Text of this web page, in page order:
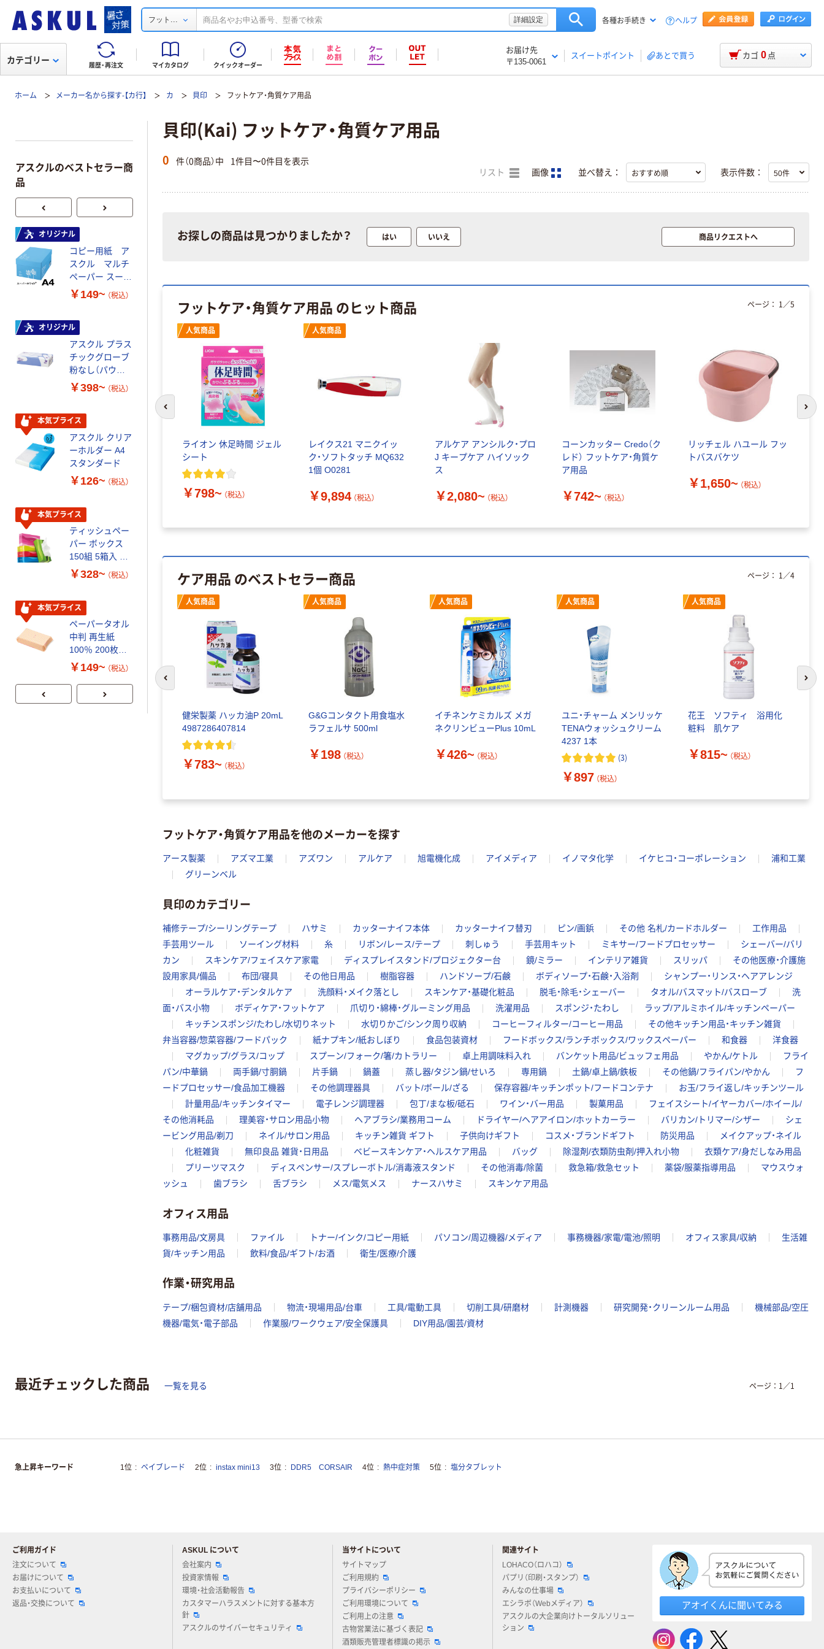
フット ... 詳細設定 各種お手続き ヘルプ
履歴・再注文 マイカタログ クイックオーダー
お届け先
〒135-0061
スイートポイント あとで買う
カテゴリー カゴ 0 点
ホーム メーカー名から探す-【カ行】 カ 貝印 フットケア・角質ケア用品
貝印(Kai) フットケア・角質ケア用品
0 件（0商品）中 1件目〜0件目を表示
リスト 画像 並べ替え： 表示件数：
お探しの商品は見つかりましたか？ はい いいえ 商品リクエストへ
フットケア・角質ケア用品 のヒット商品
人気商品
ライオン 休足時間 ジェル
シート
￥798~ （税込）
人気商品
レイクス21 マニクイッ
ク・ソフトタッチ MQ632
1個 O0281
￥9,894 （税込）
アルケア アンシルク・プロ
J キープケア ハイソック
ス
￥2,080~ （税込）
コーンカッター Credo（ク
レド） フットケア・角質ケ
ア用品
￥742~ （税込）
リッチェル ハユール フッ
トバスバケツ
￥1,650~ （税込）
ページ： 1 ／5
前のスライドへ 次
ケア用品 のベストセラー商品
人気商品
健栄製薬 ハッカ油P 20mL
4987286407814
￥783~ （税込）
人気商品
G&Gコンタクト用食塩水
ラフェルサ 500ml
￥198 （税込）
人気商品
イチネンケミカルズ メガ
ネクリンビューPlus 10mL
￥426~ （税込）
人気商品
ユニ・チャーム メンリッケ
TENAウォッシュクリーム
4237 1本
(3)
￥897 （税込）
人気商品
花王 ソフティ 浴用化
粧料 肌ケア
￥815~ （税込）
ページ： 1 ／4
前のスライドへ 次
フットケア・角質ケア用品を他のメーカーを探す
アース製薬 アズマ工業 アズワン アルケア 旭電機化成 アイメディア イノマタ化学 イケヒコ・コーポレーション
浦和工業
グリーンベル
貝印のカテゴリー
補修テープ/シーリングテープ ハサミ カッターナイフ本体 カッターナイフ替刃 ピン/画鋲 その他 名札/カードホルダー
工作用品
手芸用ツール
ソーイング材料 糸 リボン/レース/テープ 刺しゅう 手芸用キット ミキサー/フードプロセッサー
シェーバー/バリ
カン
スキンケア/フェイスケア家電 ディスプレイスタンド/プロジェクター台 鏡/ミラー インテリア雑貨 スリッパ
その他医療・介護施
設用家具/備品
布団/寝具 その他日用品 樹脂容器 ハンドソープ/石鹸 ボディソープ・石鹸・入浴剤
シャンプー・リンス・ヘアアレンジ
オーラルケア・デンタルケア
洗顔料・メイク落とし スキンケア・基礎化粧品 脱毛・除毛・シェーバー タオル/バスマット/バスローブ
洗
面・バス小物
ボディケア・フットケア 爪切り・綿棒・グルーミング用品 洗濯用品 スポンジ・たわし
ラップ/アルミホイル/キッチンペーパー
キッチンスポンジ/たわし/水切りネット
水切りかご/シンク周り収納 コーヒーフィルター/コーヒー用品
その他キッチン用品・キッチン雑貨
弁当容器/惣菜容器/フードパック
紙ナプキン/紙おしぼり 食品包装資材 フードボックス/ランチボックス/ワックスペーパー 和食器
洋食器
マグカップ/グラス/コップ
スプーン/フォーク/箸/カトラリー 卓上用調味料入れ バンケット用品/ビュッフェ用品 やかん/ケトル
フライ
パン/中華鍋
両手鍋/寸胴鍋 片手鍋 鍋蓋 蒸し器/タジン鍋/せいろ 専用鍋 土鍋/卓上鍋/鉄板 その他鍋/フライパン/やかん
フ
ードプロセッサー/食品加工機器
その他調理器具 バット/ボール/ざる 保存容器/キッチンポット/フードコンテナ
お玉/フライ返し/キッチンツール
計量用品/キッチンタイマー
電子レンジ調理器 包丁/まな板/砥石 ワイン・バー用品 製菓用品
フェイスシート/イヤーカバー/ホイール/
その他消耗品
理美容・サロン用品小物 ヘアブラシ/業務用コーム ドライヤー/ヘアアイロン/ホットカーラー バリカン/トリマー/シザー
シェ
ービング用品/剃刀
ネイル/サロン用品 キッチン雑貨 ギフト 子供向けギフト コスメ・ブランドギフト 防災用品
メイクアップ・ネイル
化粧雑貨
無印良品 雑貨・日用品 ベビースキンケア・ヘルスケア用品 バッグ 除湿剤/衣類防虫剤/押入れ小物
衣類ケア/身だしなみ用品
プリーツマスク
ディスペンサー/スプレーボトル/消毒液スタンド その他消毒/除菌 救急箱/救急セット 薬袋/服薬指導用品
マウスウォ
ッシュ
歯ブラシ 舌ブラシ メス/電気メス ナースハサミ スキンケア用品
オフィス用品
事務用品/文房具 ファイル トナー/インク/コピー用紙 パソコン/周辺機器/メディア 事務機器/家電/電池/照明 オフィス家具/収納
生活雑
貨/キッチン用品
飲料/食品/ギフト/お酒 衛生/医療/介護
作業・研究用品
テープ/梱包資材/店舗用品 物流・現場用品/台車 工具/電動工具 切削工具/研磨材 計測機器 研究開発・クリーンルーム用品
機械部品/空圧
機器/電気・電子部品
作業服/ワークウェア/安全保護具 DIY用品/園芸/資材
アスクルのベストセラー商
品
オリジナル
コピー用紙 ア
スクル マルチ
ペーパー スーパ
ーホワイト+
￥149~ （税込）
オリジナル
アスクル プラス
チックグローブ
粉なし（パウダ
ーフリー）
￥398~ （税込）
本気プライス
アスクル クリア
ーホルダー A4
スタンダード
￥126~ （税込）
本気プライス
ティッシュペー
パー ボックス
150組 5箱入 ア
スクル スマート
証
￥328~ （税込）
本気プライス
ペーパータオル
中判 再生紙
100％ 200枚
FSC認証 シング
企画 オリジナル
￥149~ （税込）
オリジナル
ミー+
本気プライス
トイレットペー
パー ダブル60
ｍ 再生紙
100% 6ロール
リサイクル100
芯あり FSC認
証
￥460~ （税込）
本気プライス
さしい やわらか
いマスク
￥458~
トイレットペー
120ｍ 再生紙
リサイクル100
芯あり FSC認
証
￥470~ （税込）
期間限定価格
アスクル プラ
スチックグロー
ブ 薄手 粉な
し（パウダーフ
リー）
￥298~ （税込）
本気プライス
ペン ゼブラ
本気プライス
キャップシール
付き／2Lラベル
￥1,037~
スズラン 酒精綿
G バルクタイプ
指定医薬部外品
￥140~
トル
￥686~
ファーストレイ
ト ホワイト紙コ
ップ
￥374~
オリジナル
ローブ ホワイ
ペーパータオル
小判・シングル
再生紙 200枚
FSC認証紙 アス
クルオリジナル
￥143~
本気プライス
パー ボックス
モカ 200組 5個
PEFC認証
【アスクル限定】
ト ニトリルグ
ウダーフリー）
オリジナル
アスクル 検査用
ディスポパンツ
￥96~ （税込）
共同企画 トイ
カラ 厚さ
0.22mm 布テー
プ
￥145~ （税込）
オリジナル
ーホワイト+
チックグローブ
粉なし（パウダ
ーフリー）
￥398~ （税込）
本気プライス
ーホルダー A4
スタンダード
￥126~
ティッシュペー
150組 5箱入 ア
コンパクト ビ
￥328~ （税込）
本気プライス
ペーパータオル
中判 再生紙
100％ 200枚
FSC認証 シング
ル 大王製紙共同
企画 オリジナル
￥149~
最近チェックした商品 一覧を見る ページ： 1 ／1
急上昇キーワード 1位 ベイブレード 2位 instax mini13 3位 DDR5 CORSAIR 4位 熱中症対策 5位 塩分タブレット
ご利用ガイド
注文について
お届けについて
お支払いについて
返品・交換について
ASKUL について
会社案内
投資家情報
環境・社会活動報告
カスタマーハラスメントに対する基本方
針
アスクルのサイバーセキュリティ
当サイトについて
サイトマップ
ご利用規約
プライバシーポリシー
ご利用環境について
ご利用上の注意
古物営業法に基づく表記
酒類販売管理者標識の掲示
関連サイト
LOHACO（ロハコ）
パプリ（印刷・スタンプ）
みんなの仕事場
エシラボ（Webメディア）
アスクルの大企業向けトータルソリュー
ション
アオイくんに聞いてみる